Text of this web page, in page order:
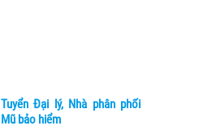
Tuyển Đại lý, Nhà phân phối
Mũ bảo hiểm